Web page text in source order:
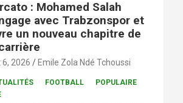
: Mohamed Salah
avec Trabzonspor et
un nouveau chapitre de
6, 2026 Emile Zola Ndé Tchoussi
FOOTBALL
POPULAIRE